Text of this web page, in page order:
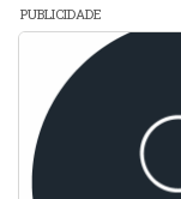
PUBLICIDADE